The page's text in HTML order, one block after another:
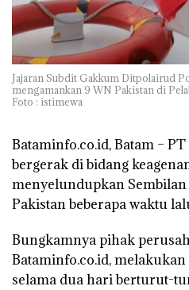
Jajaran Subdit Gakkum Ditpolairud
mengamankan 9 WN Pakistan di
Foto : istimewa
Bataminfo.co.id, Batam –
bergerak di bidang
menyelundupkan
Pakistan beberapa waktu
Bungkamnya pihak
Bataminfo.co.id,
selama dua hari berturut-